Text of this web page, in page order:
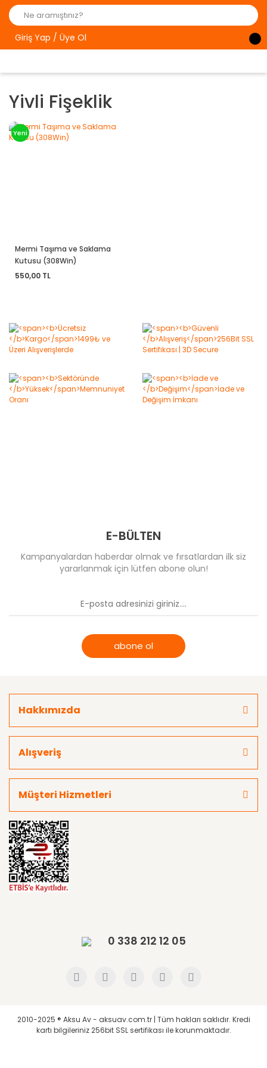
Giriş Yap / Üye Ol
Yivli Fişeklik
Yeni
Mermi Taşıma ve Saklama
Kutusu (308Win)
550,00 TL
E-BÜLTEN
Kampanyalardan haberdar olmak ve fırsatlardan ilk siz
yararlanmak için lütfen abone olun!
abone ol
Hakkımızda
Alışveriş
Müşteri Hizmetleri
0 338 212 12 05
2010-2025 ® Aksu Av - aksuav.com.tr | Tüm hakları saklıdır. Kredi
kartı bilgileriniz 256bit SSL sertifikası ile korunmaktadır.